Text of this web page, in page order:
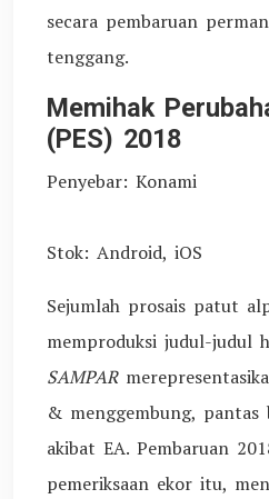
secara pembaruan
tenggang.
Memihak
(PES) 2018
Penyebar: Konami
Stok: Android, iOS
Sejumlah prosais patut
memproduksi judul-judul
SAMPAR
& menggembung, pantas
akibat EA. Pembaruan
pemeriksaan ekor itu,